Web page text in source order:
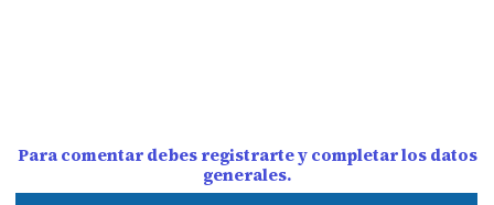
Para comentar debes registrarte y completar los datos
generales.